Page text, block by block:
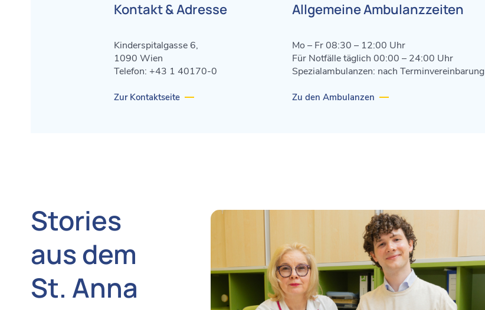
Kontakt & Adresse
Kinderspitalgasse 6,
1090 Wien
Telefon: +43 1 40170-0
Zur Kontaktseite
Allgemeine Ambulanzzeiten
Mo – Fr 08:30 – 12:00 Uhr
Für Notfälle täglich 00:00 – 24:00 Uhr
Spezialambulanzen: nach Terminvereinbarung
Zu den Ambulanzen
Stories
aus dem
St. Anna